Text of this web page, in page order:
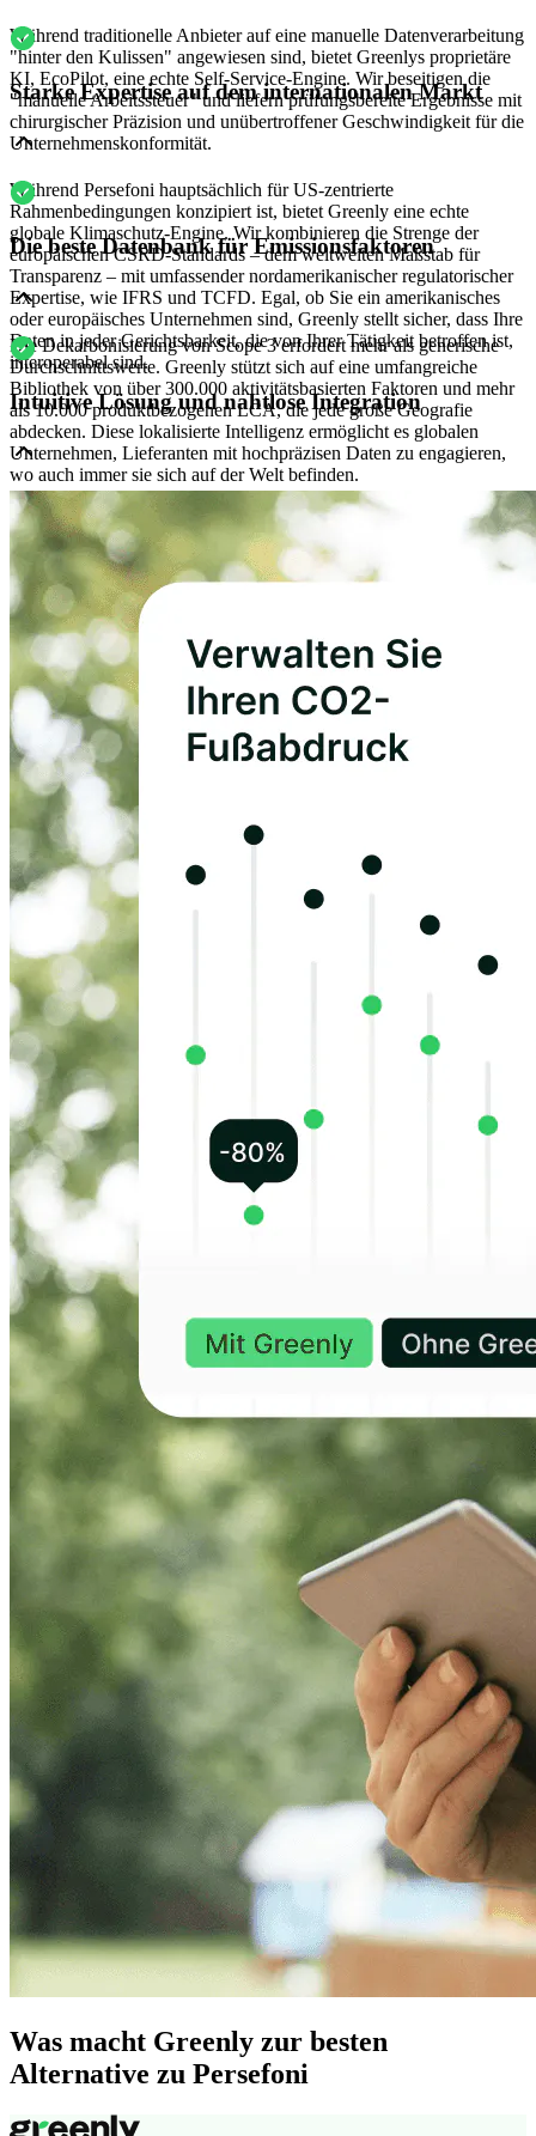
Während traditionelle Anbieter auf eine manuelle Datenverarbeitung
"hinter den Kulissen" angewiesen sind, bietet Greenlys proprietäre
KI, EcoPilot, eine echte Self-Service-Engine. Wir beseitigen die
"manuelle Arbeitssteuer" und liefern prüfungsbereite Ergebnisse mit
chirurgischer Präzision und unübertroffener Geschwindigkeit für die
Unternehmenskonformität.
Starke Expertise auf dem internationalen Markt
Während Persefoni hauptsächlich für US-zentrierte
Rahmenbedingungen konzipiert ist, bietet Greenly eine echte
globale Klimaschutz-Engine. Wir kombinieren die Strenge der
europäischen CSRD-Standards – dem weltweiten Maßstab für
Transparenz – mit umfassender nordamerikanischer regulatorischer
Expertise, wie IFRS und TCFD. Egal, ob Sie ein amerikanisches
oder europäisches Unternehmen sind, Greenly stellt sicher, dass Ihre
Daten in jeder Gerichtsbarkeit, die von Ihrer Tätigkeit betroffen ist,
interoperabel sind.
Die beste Datenbank für Emissionsfaktoren
Die Dekarbonisierung von Scope 3 erfordert mehr als generische
Durchschnittswerte. Greenly stützt sich auf eine umfangreiche
Bibliothek von über 300.000 aktivitätsbasierten Faktoren und mehr
als 10.000 produktbezogenen LCA, die jede große Geografie
abdecken. Diese lokalisierte Intelligenz ermöglicht es globalen
Unternehmen, Lieferanten mit hochpräzisen Daten zu engagieren,
wo auch immer sie sich auf der Welt befinden.
Intuitive Lösung und nahtlose Integration
Komplexität ist der Feind der Handlung. Während Persefoni die
Implementierung über mehrere Monate hinaus verzögern kann, stellt
Greenlys verbraucherfreundliche Oberfläche sicher, dass Ihr Team
innerhalb weniger Wochen vollständig integriert ist. Wir beseitigen
technische Barrieren, damit Ihre Teams sofort mit dem Reporting
und der Dekarbonisierung beginnen können.
Was macht Greenly zur besten
Alternative zu Persefoni